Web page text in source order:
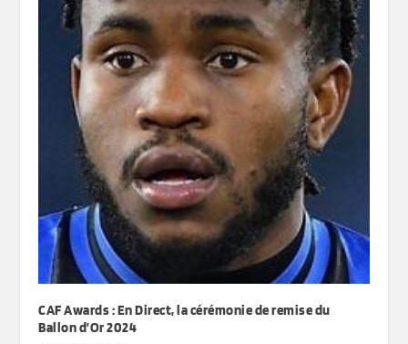
CAF Awards : En Direct, la cérémonie de remise du
Ballon d’Or 2024